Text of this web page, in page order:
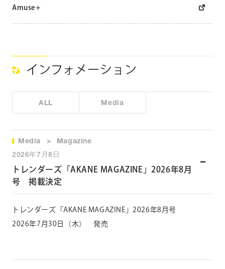
rAmuse+
インフォメーション
ALL Media
Media
Magazine
2026年7月8日
トレンダーズ「AKANE MAGAZINE」2026年8月
号 掲載決定
トレンダーズ「AKANE MAGAZINE」2026年8月号
2026年7月30日（木） 発売